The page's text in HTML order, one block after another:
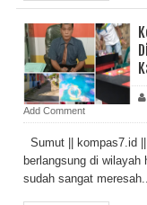
Add Comment
Sumut || kompas7.id
berlangsung di wilayah
sudah sangat